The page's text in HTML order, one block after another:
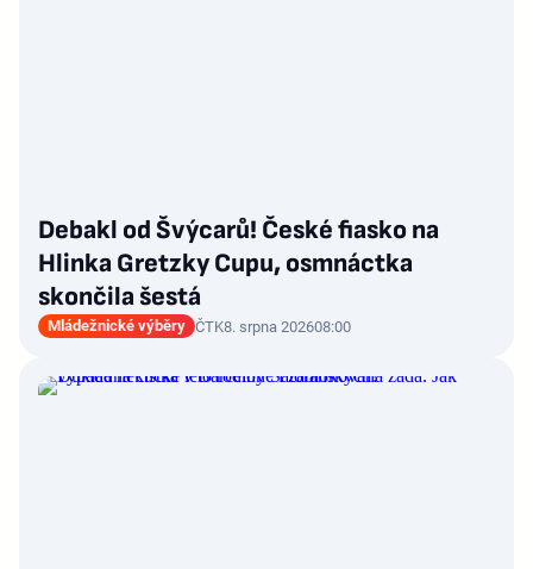
Debakl od Švýcarů! České fiasko na
Hlinka Gretzky Cupu, osmnáctka
skončila šestá
Mládežnické výběry ČTK8. srpna 202608:00